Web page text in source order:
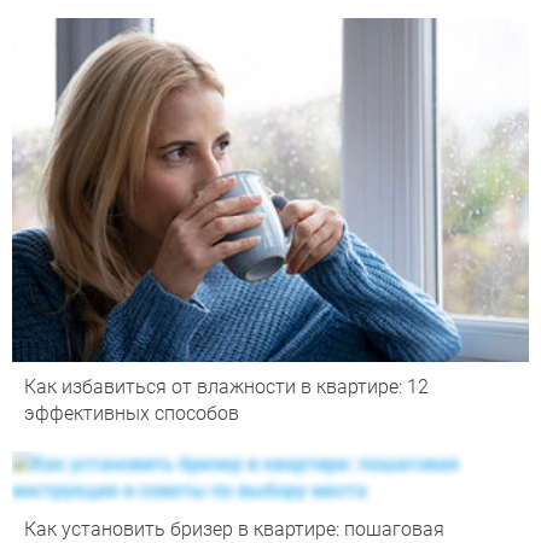
Как избавиться от влажности в квартире: 12
эффективных способов
Как установить бризер в квартире: пошаговая